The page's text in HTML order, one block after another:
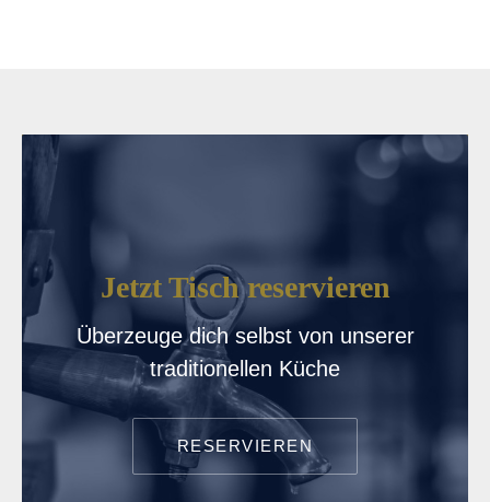
Jetzt Tisch reservieren
Überzeuge dich selbst von unserer
traditionellen Küche
RESERVIEREN